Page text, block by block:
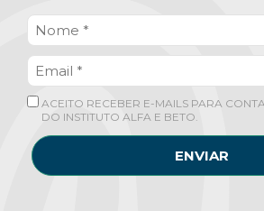
ACEITO RECEBER E-MAILS PARA
DO INSTITUTO ALFA E BETO.
ENVIAR